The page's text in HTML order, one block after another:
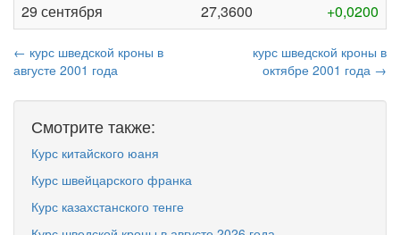
29 сентября
27,3600 +0,0200
← курс шведской кроны в
августе 2001 года
курс шведской кроны в
октябре 2001 года →
Смотрите также:
Курс китайского юаня
Курс швейцарского франка
Курс казахстанского тенге